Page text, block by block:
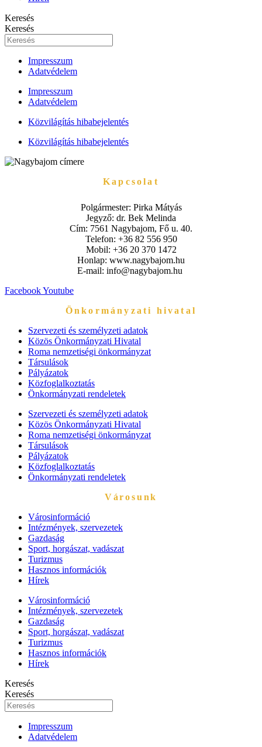
Keresés
Keresés
Impresszum
Adatvédelem
Impresszum
Adatvédelem
Közvilágítás hibabejelentés
Közvilágítás hibabejelentés
Kapcsolat
Polgármester: Pirka Mátyás
Jegyző: dr. Bek Melinda
Cím: 7561 Nagybajom, Fő u. 40.
Telefon: +36 82 556 950
Mobil: +36 20 370 1472
Honlap: www.nagybajom.hu
E-mail: info@nagybajom.hu
FacebookYoutube
Önkormányzati hivatal
Szervezeti és személyzeti adatok
Közös Önkormányzati Hivatal
Roma nemzetiségi önkormányzat
Társulások
Pályázatok
Közfoglalkoztatás
Önkormányzati rendeletek
Szervezeti és személyzeti adatok
Közös Önkormányzati Hivatal
Roma nemzetiségi önkormányzat
Társulások
Pályázatok
Közfoglalkoztatás
Önkormányzati rendeletek
Városunk
Városinformáció
Intézmények, szervezetek
Gazdaság
Sport, horgászat, vadászat
Turizmus
Hasznos információk
Hírek
Városinformáció
Intézmények, szervezetek
Gazdaság
Sport, horgászat, vadászat
Turizmus
Hasznos információk
Hírek
Keresés
Keresés
Impresszum
Adatvédelem